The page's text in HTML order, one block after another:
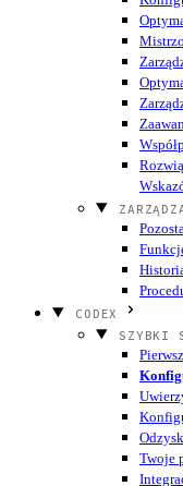
CODEX
SZYBKI
Twoje